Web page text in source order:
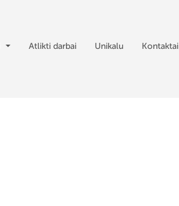
Atlikti darbai Unikalu Kontaktai